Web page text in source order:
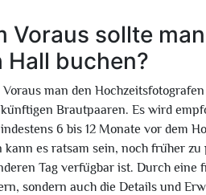
Voraus sollte
buchen?
man den
Brautpaaren. Es wird
6 bis 12 Monate vor dem
kann es ratsam sein, noch früher
Tag verfügbar ist. Durch
sondern auch die Details und